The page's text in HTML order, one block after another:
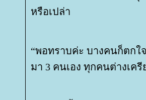
หรือเปล่า
“พอทราบค่ะ บางคนก็ตกใ
มา 3 คนเอง ทุกคนต่างเครี